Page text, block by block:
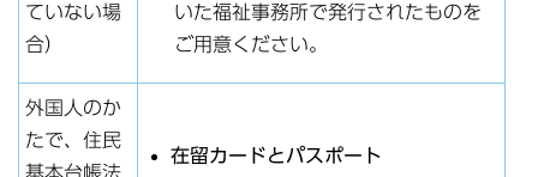
ていない場
合）
いた福祉事務所で発行されたものを
ご用意ください。
外国人のか
たで、住民
基本台帳法
在留カードとパスポート